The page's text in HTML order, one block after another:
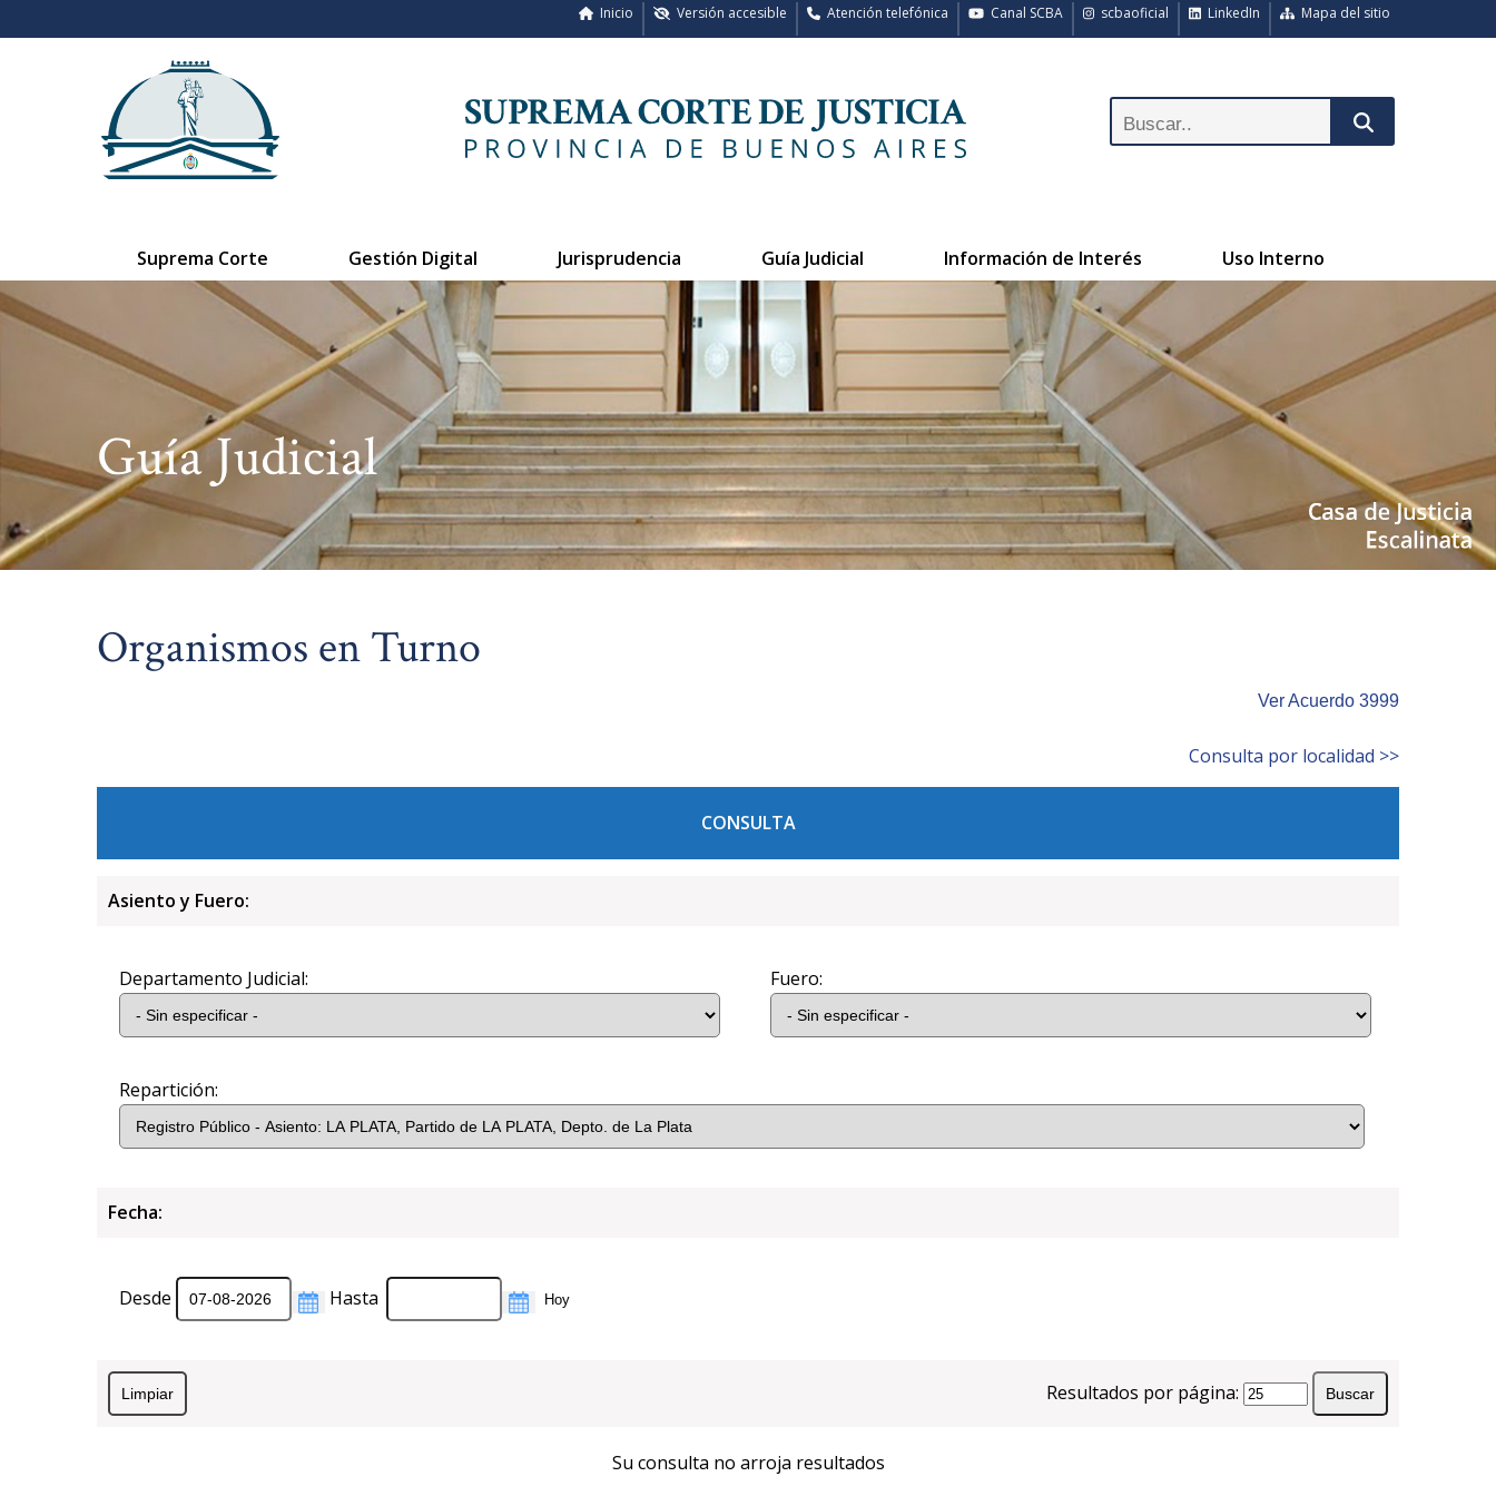
Mapa del sitio
LinkedIn
scbaoficial
Canal SCBA
Atención telefónica
Versión accesible
Inicio
Suprema Corte Gestión Digital Jurisprudencia Guía Judicial Información de Interés Uso Interno
Guía Judicial
Organismos en Turno
Ver Acuerdo 3999
Consulta por localidad >>
CONSULTA
Asiento y Fuero:
Departamento Judicial: Fuero:
Repartición:
Fecha:
Desde Hasta
Resultados por página:
Su consulta no arroja resultados